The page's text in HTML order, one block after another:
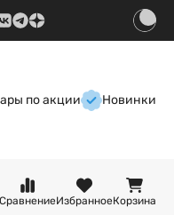
по акции Новинки
СравнениеИзбранноеКорзина